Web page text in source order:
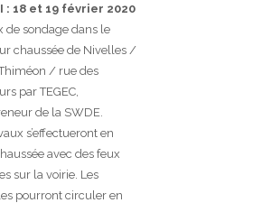
: 18 et 19 février 2020
de sondage dans le
chaussée de Nivelles /
/ rue des
par TEGEC,
de la SWDE.
s’effectueront en
avec des feux
sur la voirie. Les
pourront circuler en